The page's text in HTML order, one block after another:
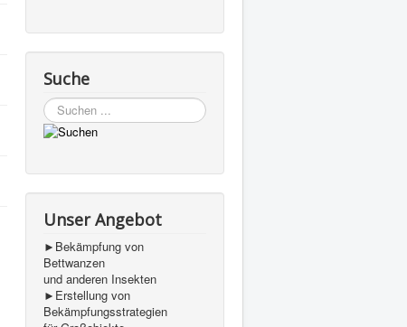
Suche
Suchen
...
Unser Angebot
►Bekämpfung von
Bettwanzen
und anderen Insekten
►Erstellung von
Bekämpfungsstrategien